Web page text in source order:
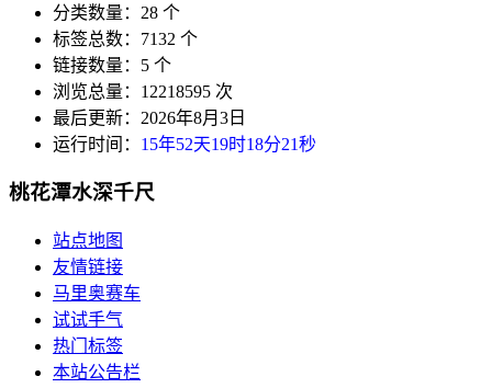
分类数量：28 个
标签总数：7132 个
链接数量：5 个
浏览总量：12218595 次
最后更新：2026年8月3日
运行时间： 15年52天19时18分21秒
桃花潭水深千尺
站点地图
友情链接
马里奥赛车
试试手气
热门标签
本站公告栏